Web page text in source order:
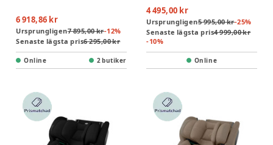
6 918,86 kr
Ursprungligen7 895,00 kr-12%
Senaste lägsta pris6 295,00 kr
Online 2 butiker
4 495,00 kr
Ursprungligen5 995,00 kr-25%
Senaste lägsta pris4 999,00 kr
-10%
Online